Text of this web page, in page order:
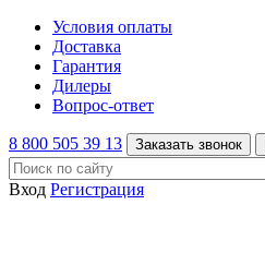
Условия оплаты
Доставка
Гарантия
Дилеры
Вопрос-ответ
8 800 505 39 13 Заказать звонок
Вход Регистрация